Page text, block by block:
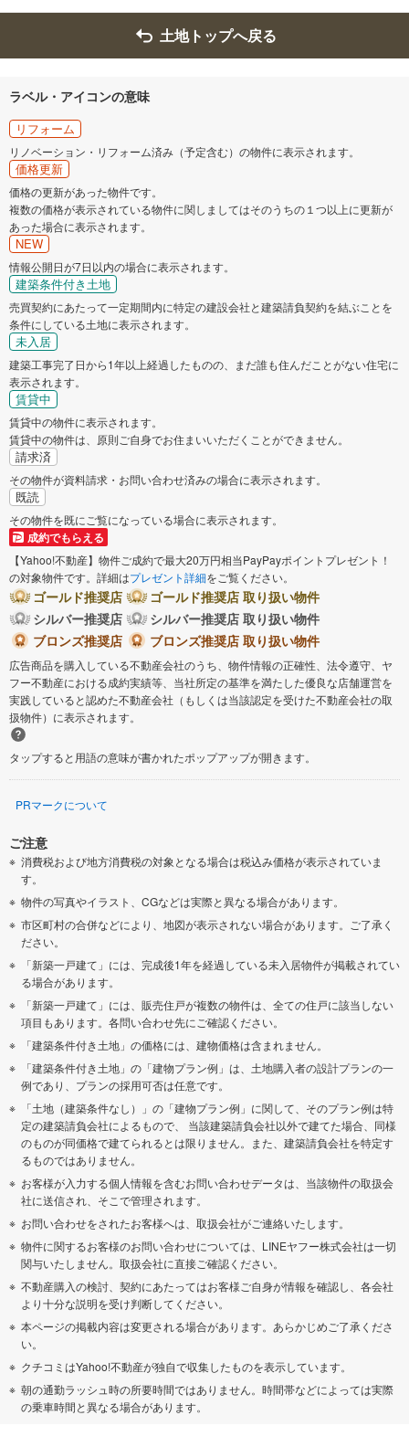
土地トップへ戻る
ラベル・アイコンの意味
リフォーム
リノベーション・リフォーム済み（予定含む）の物件に表示されます。
価格更新
価格の更新があった物件です。
複数の価格が表示されている物件に関しましてはそのうちの１つ以上に更新が
あった場合に表示されます。
NEW
情報公開日が7日以内の場合に表示されます。
建築条件付き土地
売買契約にあたって一定期間内に特定の建設会社と建築請負契約を結ぶことを
条件にしている土地に表示されます。
未入居
建築工事完了日から1年以上経過したものの、まだ誰も住んだことがない住宅に
表示されます。
賃貸中
賃貸中の物件に表示されます。
賃貸中の物件は、原則ご自身でお住まいいただくことができません。
請求済
その物件が資料請求・お問い合わせ済みの場合に表示されます。
既読
その物件を既にご覧になっている場合に表示されます。
成約でもらえる
【Yahoo!不動産】物件ご成約で最大20万円相当PayPayポイントプレゼント！
の対象物件です。詳細はプレゼント詳細をご覧ください。
ゴールド推奨店
ゴールド推奨店 取り扱い物件
シルバー推奨店
シルバー推奨店 取り扱い物件
ブロンズ推奨店
ブロンズ推奨店 取り扱い物件
広告商品を購入している不動産会社のうち、物件情報の正確性、法令遵守、ヤ
フー不動産における成約実績等、当社所定の基準を満たした優良な店舗運営を
実践していると認めた不動産会社（もしくは当該認定を受けた不動産会社の取
扱物件）に表示されます。
タップすると用語の意味が書かれたポップアップが開きます。
PRマークについて
ご注意
消費税および地方消費税の対象となる場合は税込み価格が表示されていま
す。
物件の写真やイラスト、CGなどは実際と異なる場合があります。
市区町村の合併などにより、地図が表示されない場合があります。ご了承く
ださい。
「新築一戸建て」には、完成後1年を経過している未入居物件が掲載されてい
る場合があります。
「新築一戸建て」には、販売住戸が複数の物件は、全ての住戸に該当しない
項目もあります。各問い合わせ先にご確認ください。
「建築条件付き土地」の価格には、建物価格は含まれません。
「建築条件付き土地」の「建物プラン例」は、土地購入者の設計プランの一
例であり、プランの採用可否は任意です。
「土地（建築条件なし）」の「建物プラン例」に関して、そのプラン例は特
定の建築請負会社によるもので、 当該建築請負会社以外で建てた場合、同様
のものが同価格で建てられるとは限りません。また、建築請負会社を特定す
るものではありません。
お客様が入力する個人情報を含むお問い合わせデータは、当該物件の取扱会
社に送信され、そこで管理されます。
お問い合わせをされたお客様へは、取扱会社がご連絡いたします。
物件に関するお客様のお問い合わせについては、LINEヤフー株式会社は一切
関与いたしません。取扱会社に直接ご確認ください。
不動産購入の検討、契約にあたってはお客様ご自身が情報を確認し、各会社
より十分な説明を受け判断してください。
本ページの掲載内容は変更される場合があります。あらかじめご了承くださ
い。
クチコミはYahoo!不動産が独自で収集したものを表示しています。
朝の通勤ラッシュ時の所要時間ではありません。時間帯などによっては実際
の乗車時間と異なる場合があります。